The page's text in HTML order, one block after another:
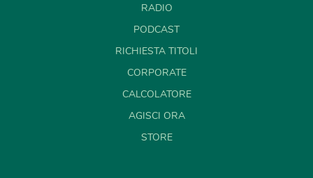
RADIO
PODCAST
RICHIESTA TITOLI
CORPORATE
CALCOLATORE
AGISCI ORA
STORE